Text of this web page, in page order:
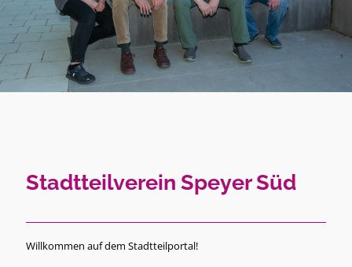
Stadtteilverein Speyer Süd
Willkommen auf dem Stadtteilportal!